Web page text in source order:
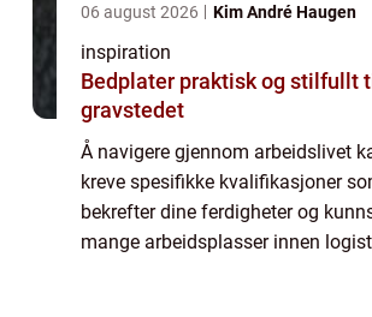
06 august 2026 Kim André Haugen
inspiration
Bedplater praktisk og stilfullt til
gravstedet
Å navigere gjennom arbeidslivet
kreve spesifikke kvalifikasjoner
bekrefter dine ferdigheter og
mange arbeidsplasser innen